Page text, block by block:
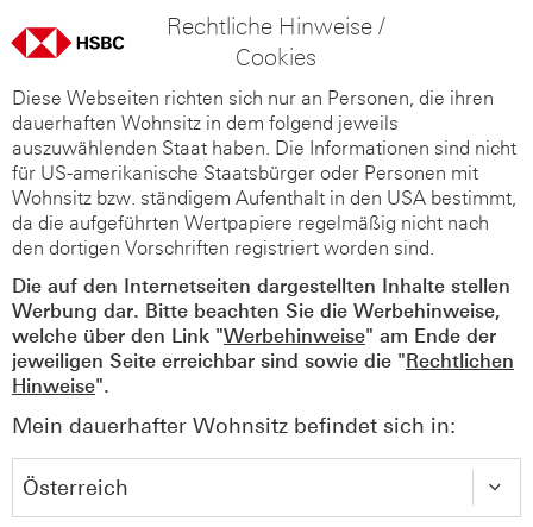
Rechtliche Hinweise /
Cookies
Diese Webseiten richten sich nur an Personen, die ihren
dauerhaften Wohnsitz in dem folgend jeweils
auszuwählenden Staat haben. Die Informationen sind nicht
für US-amerikanische Staatsbürger oder Personen mit
Wohnsitz bzw. ständigem Aufenthalt in den USA bestimmt,
da die aufgeführten Wertpapiere regelmäßig nicht nach
den dortigen Vorschriften registriert worden sind.
Die auf den Internetseiten dargestellten Inhalte stellen
Werbung dar. Bitte beachten Sie die Werbehinweise,
welche über den Link "Werbehinweise" am Ende der
jeweiligen Seite erreichbar sind sowie die "Rechtlichen
Hinweise".
Mein dauerhafter Wohnsitz befindet sich in: